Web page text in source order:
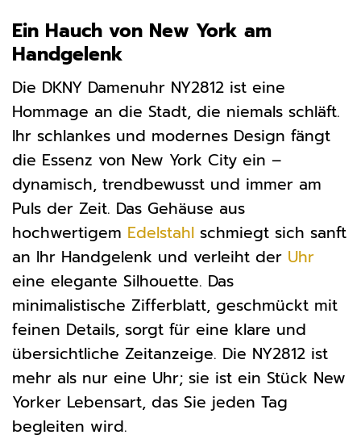
Ein Hauch von New York am
Handgelenk
Die DKNY Damenuhr NY2812 ist eine
Hommage an die Stadt, die niemals schläft.
Ihr schlankes und modernes Design fängt
die Essenz von New York City ein –
dynamisch, trendbewusst und immer am
Puls der Zeit. Das Gehäuse aus
hochwertigem Edelstahl schmiegt sich sanft
an Ihr Handgelenk und verleiht der Uhr
eine elegante Silhouette. Das
minimalistische Zifferblatt, geschmückt mit
feinen Details, sorgt für eine klare und
übersichtliche Zeitanzeige. Die NY2812 ist
mehr als nur eine Uhr; sie ist ein Stück New
Yorker Lebensart, das Sie jeden Tag
begleiten wird.